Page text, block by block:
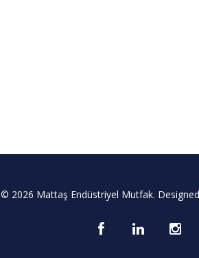
© 2026 Mattaş Endüstriyel Mutfak.